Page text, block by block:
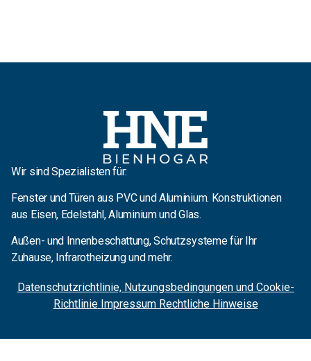
Wir sind Spezialisten für:
Fenster und Türen aus PVC und Aluminium. Konstruktionen
aus Eisen, Edelstahl, Aluminium und Glas.
Außen- und Innenbeschattung, Schutzsysteme für Ihr
Zuhause, Infrarotheizung und mehr.
Datenschutzrichtlinie, Nutzungsbedingungen und Cookie-
Richtlinie Impressum Rechtliche Hinweise